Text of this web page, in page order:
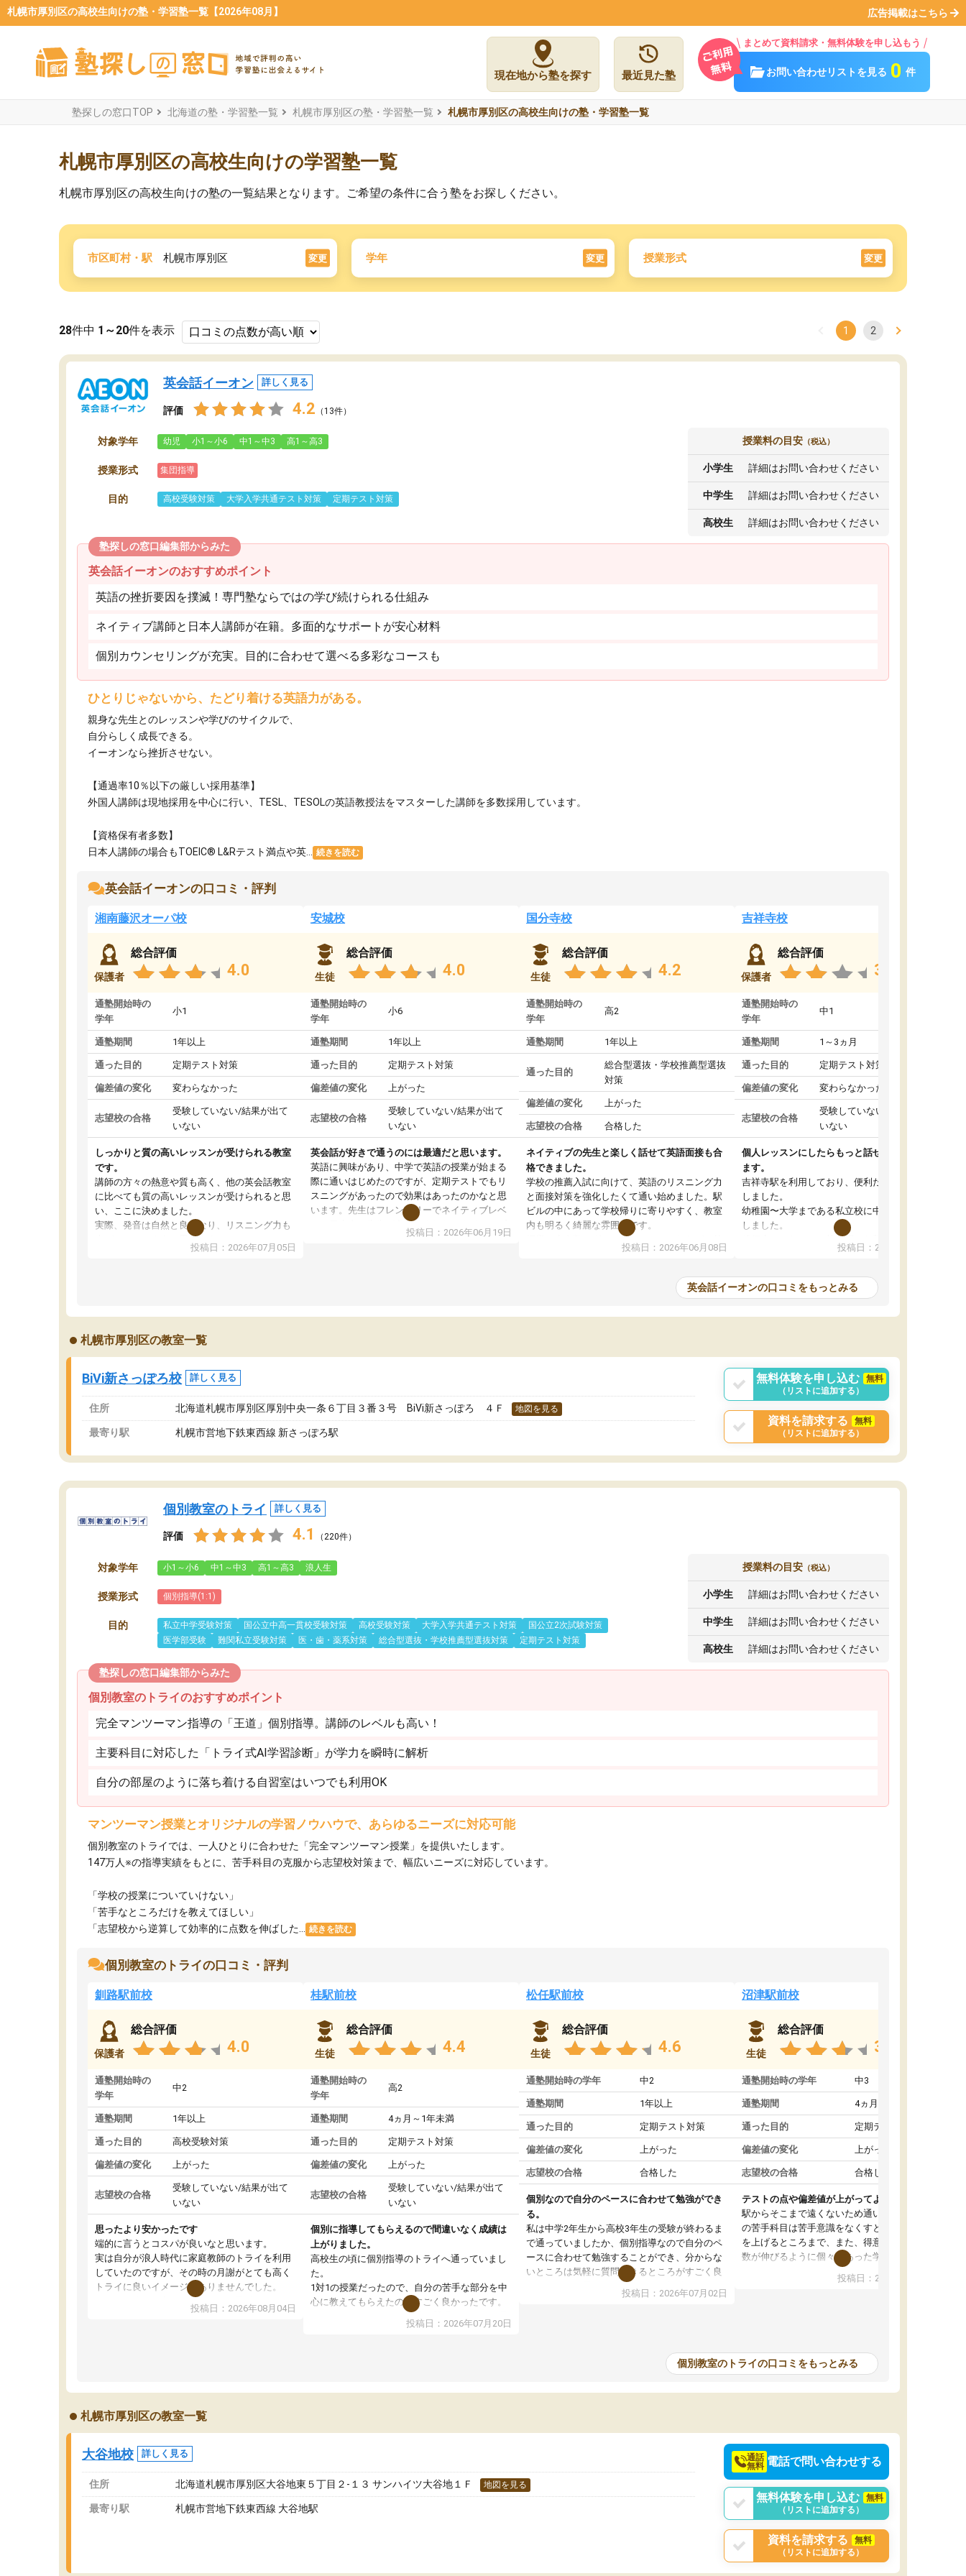
札幌市厚別区の高校生向けの塾・学習塾一覧【2026年08月】 広告掲載はこちら
現在地から塾を探す 最近見た塾
まとめて資料請求・無料体験を申し込もう
お問い合わせリストを見る 0 件
塾探しの窓口TOP 北海道の塾・学習塾一覧 札幌市厚別区の塾・学習塾一覧 札幌市厚別区の高校生向けの塾・学習塾一覧
札幌市厚別区の高校生向けの学習塾一覧
札幌市厚別区の高校生向けの塾の一覧結果となります。ご希望の条件に合う塾をお探しください。
市区町村・駅 札幌市厚別区 変更 学年 変更 授業形式 変更
28件中 1～20件を表示 1 2
英会話イーオン 詳しく見る
評価 4.2 （13件）
対象学年 幼児 小1～小6 中1～中3 高1～高3
授業形式 集団指導
目的 高校受験対策 大学入学共通テスト対策 定期テスト対策
授業料の目安 （税込）
小学生 詳細はお問い合わせください
中学生 詳細はお問い合わせください
高校生 詳細はお問い合わせください
塾探しの窓口編集部からみた
英会話イーオンのおすすめポイント
英語の挫折要因を撲滅！専門塾ならではの学び続けられる仕組み
ネイティブ講師と日本人講師が在籍。多面的なサポートが安心材料
個別カウンセリングが充実。目的に合わせて選べる多彩なコースも
ひとりじゃないから、たどり着ける英語力がある。
親身な先生とのレッスンや学びのサイクルで、
自分らしく成長できる。
イーオンなら挫折させない。
【通過率10％以下の厳しい採用基準】
外国人講師は現地採用を中心に行い、TESL、TESOLの英語教授法をマスターした講師を多数採用しています。
【資格保有者多数】
日本人講師の場合もTOEIC® L&Rテスト満点や英...
続きを読む
英会話イーオンの口コミ・評判
湘南藤沢オーパ校
保護者
総合評価
4.0
通塾開始時の
学年
小1
通塾期間 1年以上
通った目的 定期テスト対策
偏差値の変化 変わらなかった
志望校の合格
受験していない/結果が出て
いない
しっかりと質の高いレッスンが受けられる教室
です。
講師の方々の熱意や質も高く、他の英会話教室
に比べても質の高いレッスンが受けられると思
い、ここに決めました。
実際、発音は自然と良くなり、リスニング力も
上がっているように思います。
ただ、発話(アウトプット)や読み書きに関して
ただ、教室はウェルカムな雰囲気で明るく、親
子共々入室しやすい雰囲気です。
今後、学校でも英会話の授業が本格化すると思
われるので、それまでに少しでも先取りできる
ことを期待します。
投稿日：2026年07月05日
安城校
生徒
総合評価
4.0
通塾開始時の
学年
小6
通塾期間 1年以上
通った目的 定期テスト対策
偏差値の変化 上がった
志望校の合格
受験していない/結果が出て
いない
英会話が好きで通うのには最適だと思います。
英語に興味があり、中学で英語の授業が始まる
際に通いはじめたのですが、定期テストでもリ
スニングがあったので効果はあったのかなと思
います。先生はフレンドリーでネイティブレベ
ルの日本人の先生が多くいました。ネイティブ
の外国人先生もいて、気さくに話しかけてくれ
投稿日：2026年06月19日
国分寺校
生徒
総合評価
4.2
通塾開始時の
学年
高2
通塾期間 1年以上
通った目的
総合型選抜・学校推薦型選抜
対策
偏差値の変化 上がった
志望校の合格 合格した
ネイティブの先生と楽しく話せて英語面接も合
格できました。
学校の推薦入試に向けて、英語のリスニング力
と面接対策を強化したくて通い始めました。駅
ビルの中にあって学校帰りに寄りやすく、教室
内も明るく綺麗な雰囲気です。
授業は少人数のグループレッスンでしたが、外
国人講師の先生が気さくに話しかけてくれるの
つきました。日本人のカウンセラーさんも英検
の2次試験対策など親身に相談に乗ってくれて心
って本当に良かったです。
投稿日：2026年06月08日
吉祥寺校
保護者
総合評価
3.0
通塾開始時の
学年
中1
通塾期間 1～3ヵ月
通った目的 定期テスト対策
偏差値の変化 変わらなかった
志望校の合格
受験していない/結果が出て
いない
個人レッスンにしたらもっと話せたかなと思い
ます。
吉祥寺駅を利用しており、便利だったので利用
しました。
幼稚園〜大学まである私立校に中学受験で入学
しました。
移行生のかたたちは幼稚園から英語教育をして
おり、英語力に差を感じたため入塾しました。
どうしても発音はジャパニーズイングリッシュ
のままでした。個人レッスンならもっとアウト
プット(話す)時間が長く持てて良かったのかも
投稿日：2026年06月02日
英会話イーオンの口コミをもっとみる
札幌市厚別区の教室一覧
BiVi新さっぽろ校 詳しく見る
住所 北海道札幌市厚別区厚別中央一条６丁目３番３号 BiVi新さっぽろ ４Ｆ 地図を見る
最寄り駅 札幌市営地下鉄東西線 新さっぽろ駅
無料体験を申し込む
無料
（リストに追加する）
資料を請求する
無料
（リストに追加する）
個別教室のトライ 詳しく見る
評価 4.1 （220件）
対象学年 小1～小6 中1～中3 高1～高3 浪人生
授業形式 個別指導(1:1)
目的 私立中学受験対策 国公立中高一貫校受験対策 高校受験対策 大学入学共通テスト対策
国公立2次試験対策
医学部受験
難関私立受験対策 医・歯・薬系対策 総合型選抜・学校推薦型選抜対策 定期テスト対策
授業料の目安 （税込）
小学生 詳細はお問い合わせください
中学生 詳細はお問い合わせください
高校生 詳細はお問い合わせください
塾探しの窓口編集部からみた
個別教室のトライのおすすめポイント
完全マンツーマン指導の「王道」個別指導。講師のレベルも高い！
主要科目に対応した「トライ式AI学習診断」が学力を瞬時に解析
自分の部屋のように落ち着ける自習室はいつでも利用OK
マンツーマン授業とオリジナルの学習ノウハウで、あらゆるニーズに対応可能
個別教室のトライでは、一人ひとりに合わせた「完全マンツーマン授業」を提供いたします。​
147万人※の指導実績をもとに、苦手科目の克服から志望校対策まで、幅広いニーズに対応しています。​
「学校の授業についていけない」​
「苦手なところだけを教えてほしい」​
「志望校から逆算して効率的に点数を伸ばした...
続きを読む
個別教室のトライの口コミ・評判
釧路駅前校
保護者
総合評価
4.0
通塾開始時の
学年
中2
通塾期間 1年以上
通った目的 高校受験対策
偏差値の変化 上がった
志望校の合格
受験していない/結果が出て
いない
思ったより安かったです
端的に言うとコスパが良いなと思います。
実は自分が浪人時代に家庭教師のトライを利用
していたのですが、その時の月謝がとても高く
トライに良いイメージがありませんでした。
なので、少し不安だったのですが子供がどうし
ても行きたいと言うので利用し始めた形です。
が、それを加味しても通って損はないなと感じ
投稿日：2026年08月04日
桂駅前校
生徒
総合評価
4.4
通塾開始時の
学年
高2
通塾期間 4ヵ月～1年未満
通った目的 定期テスト対策
偏差値の変化 上がった
志望校の合格
受験していない/結果が出て
いない
個別に指導してもらえるので間違いなく成績は
上がりました。
高校生の頃に個別指導のトライへ通っていまし
た。
1対1の授業だったので、自分の苦手な部分を中
心に教えてもらえたのがすごく良かったです。
わからないところもその場で質問しやすく、理
解できるまで丁寧に説明してもらえたので、勉
な人には特におすすめできる塾だと思います。
投稿日：2026年07月20日
松任駅前校
生徒
総合評価
4.6
通塾開始時の学年 中2
通塾期間 1年以上
通った目的 定期テスト対策
偏差値の変化 上がった
志望校の合格 合格した
個別なので自分のペースに合わせて勉強ができ
る。
私は中学2年生から高校3年生の受験が終わるま
で通っていましたか、個別指導なので自分のペ
ースに合わせて勉強することができ、分からな
いところは気軽に質問できるところがすごく良
いところだと思いました。また、教科によって
専門の先生にも変えて貰えたので、わかりやす
近くに自分の担当の先生だったり、他の先生が
いるので分からないところをすぐに質問できる
投稿日：2026年07月02日
沼津駅前校
生徒
総合評価
3.8
通塾開始時の学年 中3
通塾期間 4ヵ月～1年未満
通った目的 定期テスト対策
偏差値の変化 上がった
志望校の合格 合格した
テストの点や偏差値が上がってよかった
駅からそこまで遠くないため通いやすく、自分
の苦手科目は苦手意識をなくすところから成績
を上げるところまで、また、得意科目はより点
数が伸びるように個々にあった学習方法で教え
てくれました。また、個別にやってくれること
でわからないところをすぐに質問することがで
した。
投稿日：2026年06月19日
個別教室のトライの口コミをもっとみる
札幌市厚別区の教室一覧
大谷地校 詳しく見る
住所 北海道札幌市厚別区大谷地東５丁目２-１３ サンハイツ大谷地１Ｆ 地図を見る
最寄り駅 札幌市営地下鉄東西線 大谷地駅
通話
無料 電話で問い合わせする
無料体験を申し込む
無料
（リストに追加する）
資料を請求する
無料
（リストに追加する）